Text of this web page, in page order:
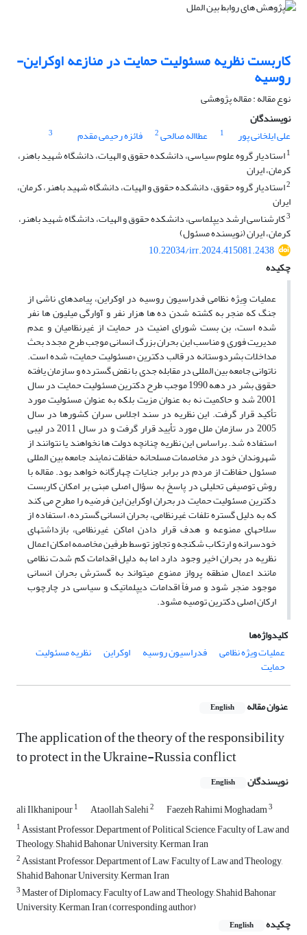
کاربست نظریه مسئولیت حمایت در منازعه اوکراین-
روسیه
نوع مقاله : مقاله پژوهشی
نویسندگان
علی ایلخانی پور
1 عطااله صالحی2 فائزه رحیمی مقدم
3
1استادیار گروه علوم سیاسی، دانشکده حقوق و الهیات، دانشگاه شهید باهنر،
کرمان، ایران
2استادیار گروه حقوق، دانشکده حقوق و الهیات، دانشگاه شهید باهنر، کرمان،
ایران
3کارشناسی ارشد دیپلماسی، دانشکده حقوق و الهیات، دانشگاه شهید باهنر،
کرمان، ایران (نویسنده مسئول)
10.22034/irr.2024.415081.2438
چکیده
عملیات وِیژه نظامی فدراسیون روسیه در اوکراین، پیامدهای ناشی از
جنگ که منجر به کشته شدن ده ها هزار نفر و آوارگی میلیون ها نفر
شده است، بن بست شورای امنیت در حمایت از غیرنظامیان و عدم
مدیریت فوری و مناسب این بحران بزرگ انسانی موجب طرح مجدد بحث
مداخلات بشردوستانه در قالب دکترین «مسئولیت حمایت» شده است.
ناتوانی جامعه بین المللی در مقابله جدی با نقض گسترده و سازمان یافته
حقوق بشر در دهه 1990 موجب طرح دکترین مسئولیت حمایت در سال
2001 شد و حاکمیت نه به عنوان مزیت بلکه به عنوان مسئولیت مورد
تأکید قرار گرفت. این نظریه در سند اجلاس سران کشورها در سال
2005 در سازمان ملل مورد تأیید قرار گرفت و در سال 2011 در لیبی
استفاده شد. براساس این نظریه چنانچه دولت ها نخواهند یا نتوانند از
شهروندان خود در مخاصمات مسلحانه حفاظت نمایند جامعه بین المللی
مسئول حفاظت از مردم در برابر جنایات چهارگانه خواهد بود. مقاله با
روش توصیفی تحلیلی در پاسخ به سؤال اصلی مبنی بر امکان کاربست
دکترین مسئولیت حمایت در بحران اوکراین این فرضیه را مطرح می کند
که به دلیل گستره تلفات غیرنظامی، بحران انسانی گسترده، استفاده از
سلاحهای ممنوعه و هدف قرار دادن اماکن غیرنظامی، بازداشتهای
خودسرانه و ارتکاب شکنجه و تجاوز توسط طرفین مخاصمه امکان اعمال
نظریه در بحران اخیر وجود دارد اما به دلیل اقدامات کم شدت نظامی
مانند اعمال منطقه پرواز ممنوع میتواند به گسترش بحران انسانی
موجود منجر شود و صرفاً اقدامات دیپلماتیک و سیاسی در چارچوب
ارکان اصلی دکترین توصیه مشود.
کلیدواژه‌ها
عملیات ویژه نظامی
فدراسیون روسیه اوکراین نظریه مسئولیت
حمایت
عنوان مقاله English
The application of the theory of the responsibility
to protect in the Ukraine-Russia conflict
نویسندگان English
ali Ilkhanipour1 Ataollah Salehi2 Faezeh Rahimi Moghadam3
1Assistant Professor, Department of Political Science, Faculty of Law and
Theology, Shahid Bahonar University, Kerman, Iran
2Assistant Professor, Department of Law, Faculty of Law and Theology,
Shahid Bahonar University, Kerman, Iran
3Master of Diplomacy, Faculty of Law and Theology, Shahid Bahonar
University, Kerman, Iran (corresponding author)
چکیده
English